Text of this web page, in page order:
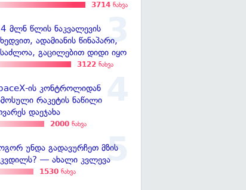
3714 ნახვა
მლნ წლის ნაკვალევის
ადამიანის წინაპარი,
გაცილებით დიდი იყო
3122 ნახვა
ის კონტროლიდან
რაკეტის ნაწილი
დაეჯახა
2000 ნახვა
უნდა გადავურჩეთ მზის
— ახალი კვლევა
1530 ნახვა